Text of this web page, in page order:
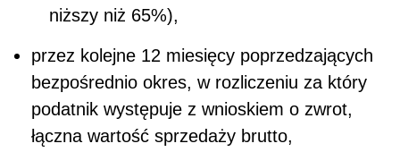
niższy niż 65%),
przez kolejne 12 miesięcy poprzedzających
bezpośrednio okres, w rozliczeniu za który
podatnik występuje z wnioskiem o zwrot,
łączna wartość sprzedaży brutto,